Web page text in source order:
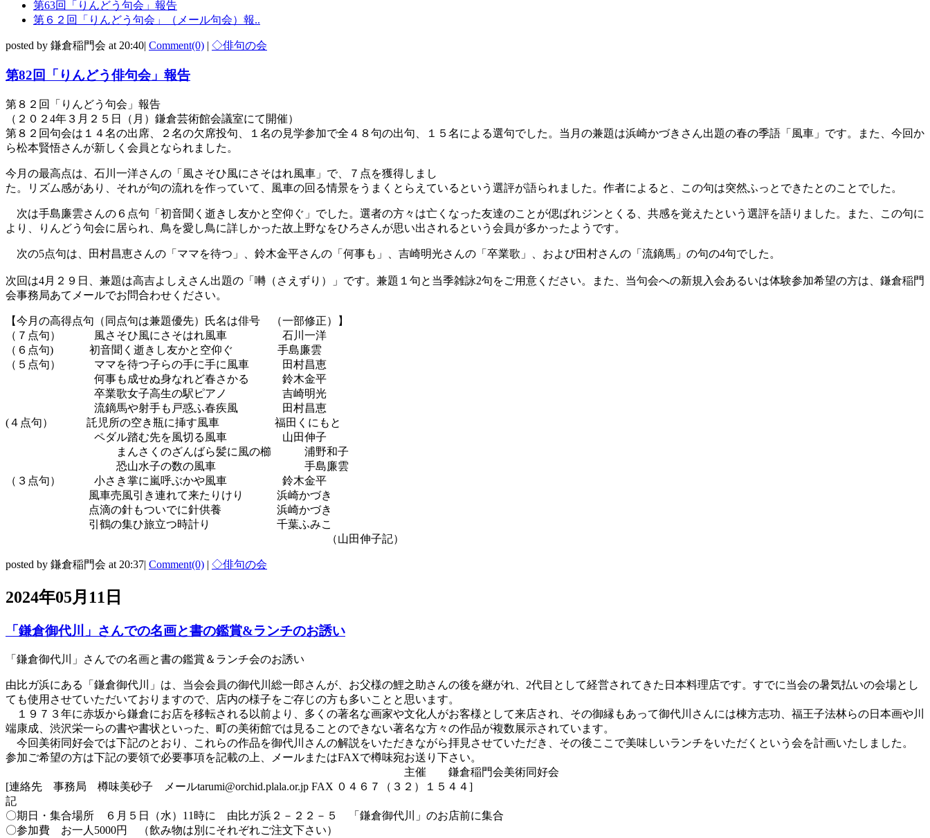
第63回「りんどう句会」報告
第６２回「りんどう句会」（メール句会）報..
posted by 鎌倉稲門会 at 20:40| Comment(0) | ◇俳句の会
第82回「りんどう俳句会」報告
第８２回「りんどう句会」報告
（２０２4年３月２５日（月）鎌倉芸術館会議室にて開催）
第８２回句会は１４名の出席、２名の欠席投句、１名の見学参加で全４８句の出句、１５名による選句でした。当月の兼題は浜崎かづきさん出題の春の季語「風車」です。また、今回か
ら松本賢悟さんが新しく会員となられました。
今月の最高点は、石川一洋さんの「風さそひ風にさそはれ風車」で、７点を獲得しまし
た。リズム感があり、それが句の流れを作っていて、風車の回る情景をうまくとらえているという選評が語られました。作者によると、この句は突然ふっとできたとのことでした。
次は手島廉雲さんの６点句「初音聞く逝きし友かと空仰ぐ」でした。選者の方々は亡くなった友達のことが偲ばれジンとくる、共感を覚えたという選評を語りました。また、この句に
より、りんどう句会に居られ、鳥を愛し鳥に詳しかった故上野なをひろさんが思い出されるという会員が多かったようです。
次の5点句は、田村昌恵さんの「ママを待つ」、鈴木金平さんの「何事も」、吉崎明光さんの「卒業歌」、および田村さんの「流鏑馬」の句の4句でした。
次回は4月２９日、兼題は高吉よしえさん出題の「囀（さえずり）」です。兼題１句と当季雑詠2句をご用意ください。また、当句会への新規入会あるいは体験参加希望の方は、鎌倉稲門
会事務局あてメールでお問合わせください。
【今月の高得点句（同点句は兼題優先）氏名は俳号 （一部修正）】
（７点句） 風さそひ風にさそはれ風車 石川一洋
（６点句) 初音聞く逝きし友かと空仰ぐ 手島廉雲
（５点句） ママを待つ子らの手に手に風車 田村昌恵
何事も成せぬ身なれど春さかる 鈴木金平
卒業歌女子高生の駅ピアノ 吉崎明光
流鏑馬や射手も戸惑ふ春疾風 田村昌恵
(４点句） 託児所の空き瓶に挿す風車 福田くにもと
ペダル踏む先を風切る風車 山田伸子
まんさくのざんばら髪に風の櫛 浦野和子
恐山水子の数の風車 手島廉雲
（３点句） 小さき掌に嵐呼ぶかや風車 鈴木金平
風車売風引き連れて来たりけり 浜崎かづき
点滴の針もついでに針供養 浜崎かづき
引鶴の集ひ旅立つ時計り 千葉ふみこ
（山田伸子記）
posted by 鎌倉稲門会 at 20:37| Comment(0) | ◇俳句の会
2024年05月11日
「鎌倉御代川」さんでの名画と書の鑑賞&ランチのお誘い
「鎌倉御代川」さんでの名画と書の鑑賞＆ランチ会のお誘い
由比ガ浜にある「鎌倉御代川」は、当会会員の御代川総一郎さんが、お父様の鯉之助さんの後を継がれ、2代目として経営されてきた日本料理店です。すでに当会の暑気払いの会場とし
ても使用させていただいておりますので、店内の様子をご存じの方も多いことと思います。
１９７３年に赤坂から鎌倉にお店を移転される以前より、多くの著名な画家や文化人がお客様として来店され、その御縁もあって御代川さんには棟方志功、福王子法林らの日本画や川
端康成、渋沢栄一らの書や書状といった、町の美術館では見ることのできない著名な方々の作品が複数展示されています。
今回美術同好会では下記のとおり、これらの作品を御代川さんの解説をいただきながら拝見させていただき、その後ここで美味しいランチをいただくという会を計画いたしました。
参加ご希望の方は下記の要領で必要事項を記載の上、メールまたはFAXで樽味宛お送り下さい。
主催 鎌倉稲門会美術同好会
[連絡先 事務局 樽味美砂子 メールtarumi@orchid.plala.or.jp FAX ０４６７（３２）１５４４]
記
〇期日・集合場所 ６月５日（水）11時に 由比ガ浜２－２２－５ 「鎌倉御代川」のお店前に集合
〇参加費 お一人5000円 （飲み物は別にそれぞれご注文下さい）